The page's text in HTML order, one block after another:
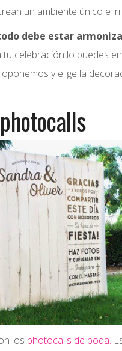
un ambiente único e
debe estar
celebración lo puedes
y elige la
los photocalls de boda.